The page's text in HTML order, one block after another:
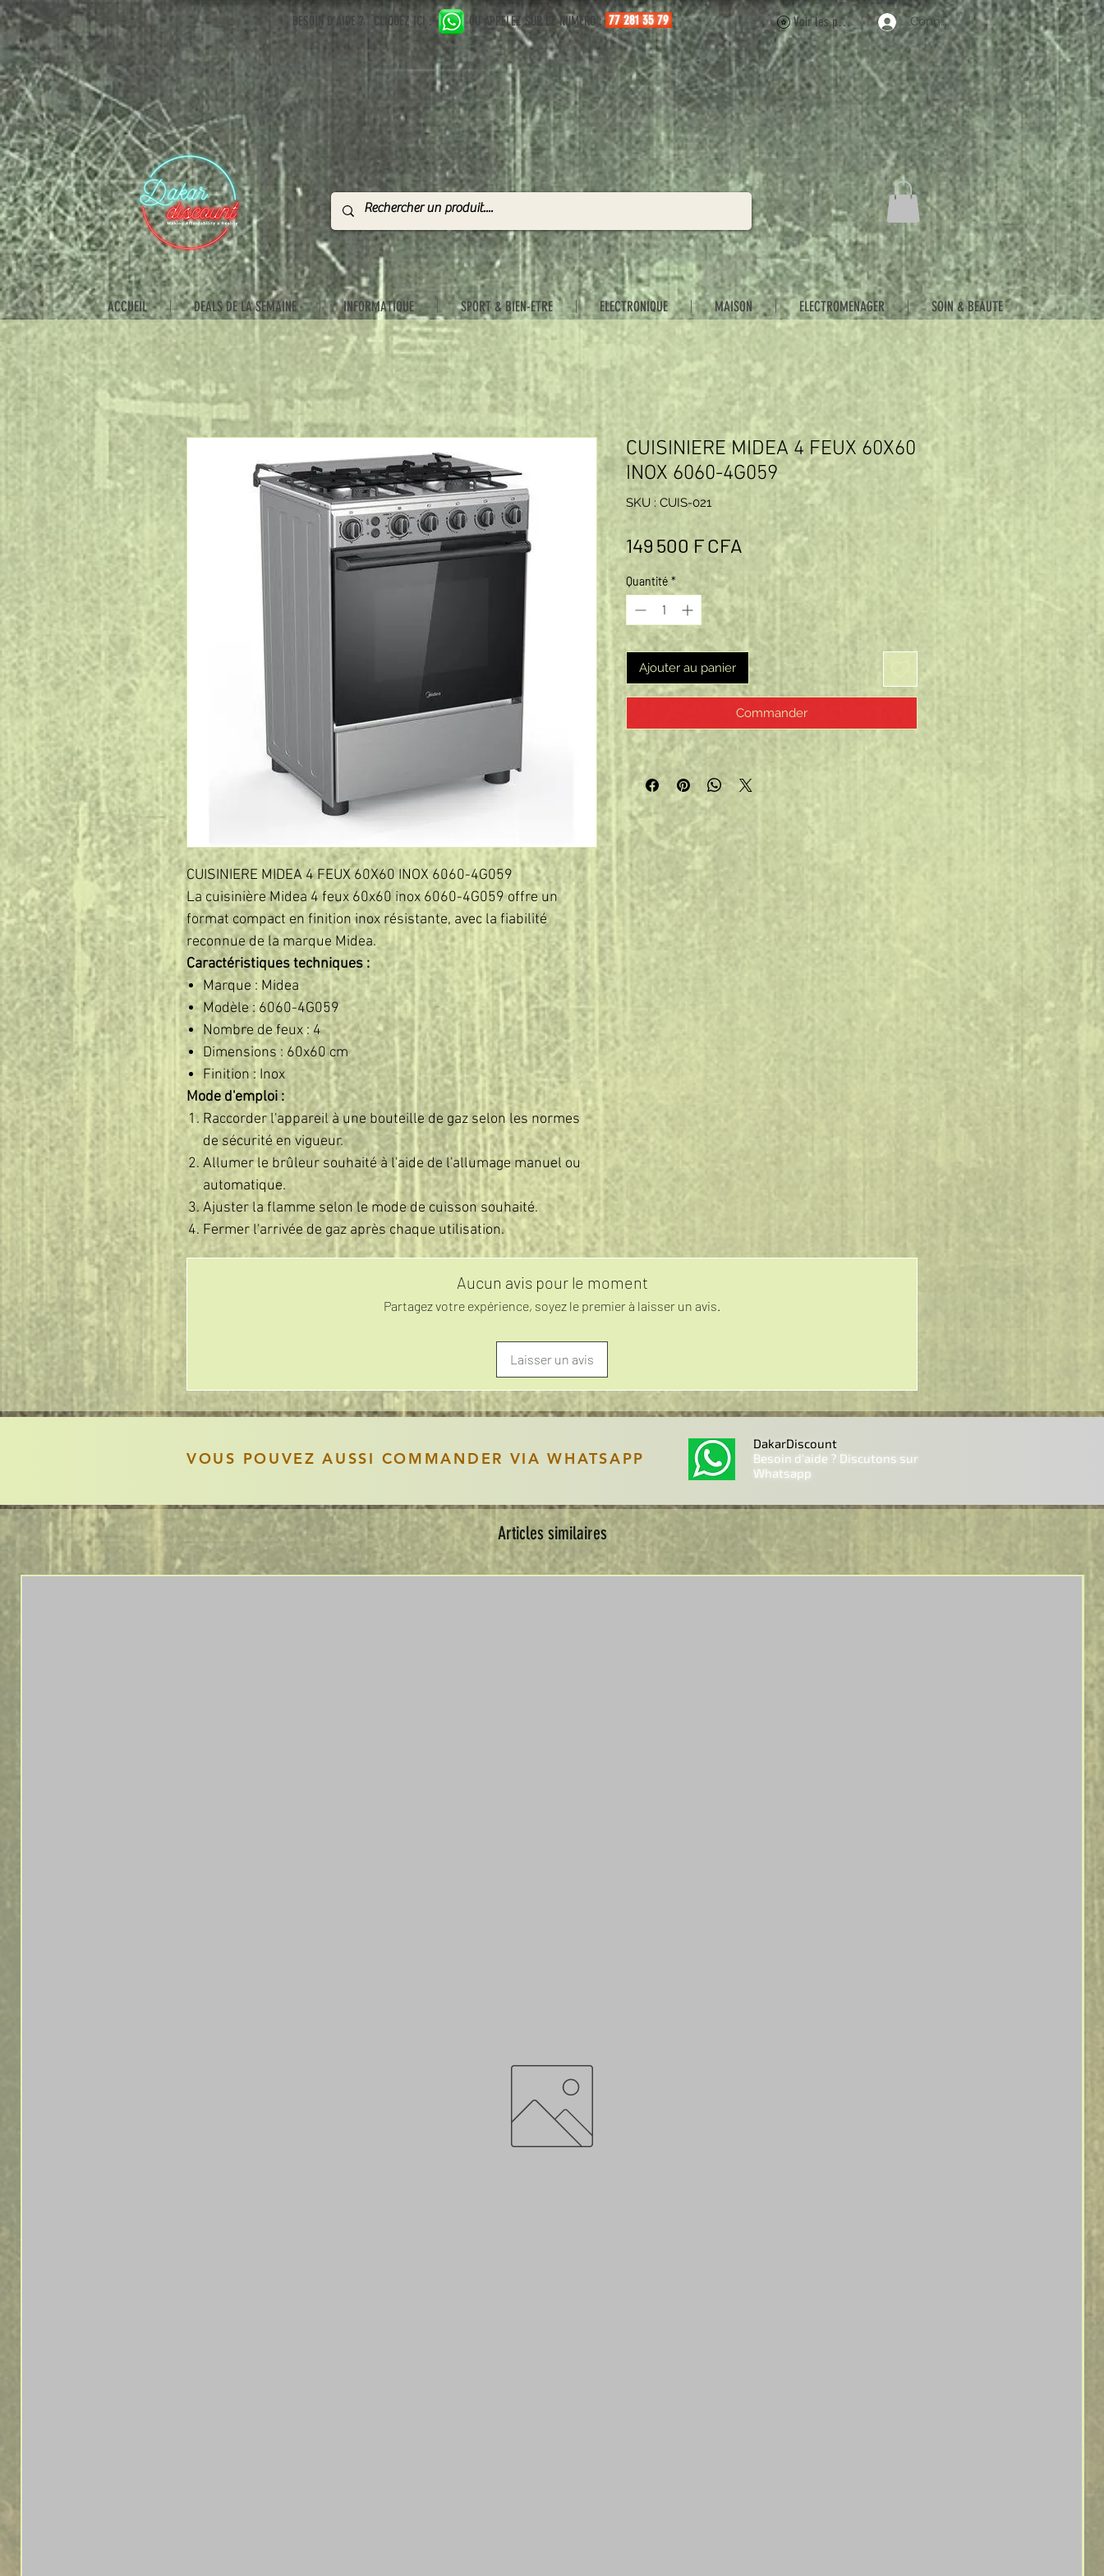
BESOIN D'AIDE ? Voir les points Connexion
CLIQUEZ ICI : OU APPELEZ SUR CE NUMERO : 77 281 35 79
ACCUEIL DEALS DE LA SEMAINE INFORMATIQUE SPORT & BIEN-ETRE ELECTRONIQUE MAISON ELECTROMENAGER SOIN & BEAUTE
CUISINIERE MIDEA 4 FEUX 60X60 INOX 6060-4G059
La cuisinière Midea 4 feux 60x60 inox 6060-4G059 offre un
format compact en finition inox résistante, avec la fiabilité
reconnue de la marque Midea.
Caractéristiques techniques :
Marque : Midea
Modèle : 6060-4G059
Nombre de feux : 4
Dimensions : 60x60 cm
Finition : Inox
Mode d'emploi :
Raccorder l'appareil à une bouteille de gaz selon les normes
de sécurité en vigueur.
Allumer le brûleur souhaité à l'aide de l'allumage manuel ou
automatique.
Ajuster la flamme selon le mode de cuisson souhaité.
Fermer l'arrivée de gaz après chaque utilisation.
CUISINIERE MIDEA 4 FEUX 60X60
INOX 6060-4G059
SKU : CUIS-021
149 500 F CFA Prix
Quantité *
Ajouter au panier
Commander
Aucun avis pour le moment
Partagez votre expérience, soyez le premier à laisser un avis.
Laisser un avis
VOUS POUVEZ AUSSI COMMANDER VIA WHATSAPP
DakarDiscount
Besoin d'aide ? Discutons sur
Whatsapp
Articles similaires